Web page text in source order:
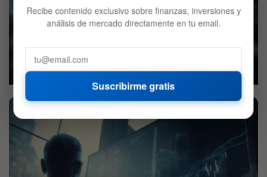
Jamie Dimon advirtió a Wall Street: “Alguien perturbará el
mercado”
7 DE AGOSTO DE 2026 534
Recibe contenido exclusivo sobre finanzas, inversiones y
análisis de mercado directamente en tu email.
Suscribirme gratis